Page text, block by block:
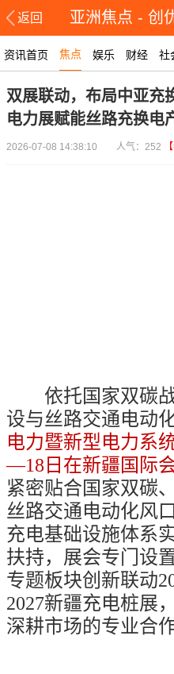
返回 亚洲焦点 - 创
资讯首页 焦点 娱乐 财经 社
双展联动，布局中亚充
电力展赋能丝路充换电
2026-07-08 14:38:10 人气：252
依托国家双碳
设与丝路交通电动
电力暨新型电力系
—18 日在新疆国际
紧密贴合国家双碳
丝路交通电动化风
充电基础设施体系
扶持，展会专门设
专题板块创新联动
2027新疆充电桩展
深耕市场的专业合